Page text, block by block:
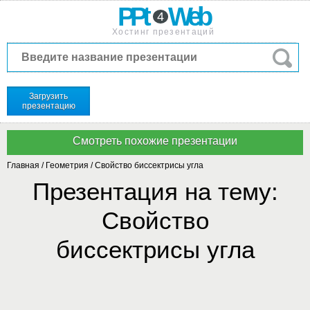
PPt 4 Web
Хостинг презентаций
Загрузить
презентацию
Главная / Геометрия /Свойство биссектрисы угла
Презентация на тему:
Свойство
биссектрисы угла